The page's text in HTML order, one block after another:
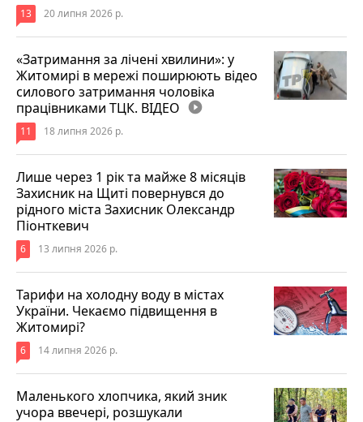
13 20 липня 2026 р.
«Затримання за лічені хвилини»: у
Житомирі в мережі поширюють відео
силового затримання чоловіка
працівниками ТЦК. ВІДЕО play_circle_filled
11 18 липня 2026 р.
Лише через 1 рік та майже 8 місяців
Захисник на Щиті повернувся до
рідного міста Захисник Олександр
Піонткевич
6 13 липня 2026 р.
Тарифи на холодну воду в містах
України. Чекаємо підвищення в
Житомирі?
6 14 липня 2026 р.
Маленького хлопчика, який зник
учора ввечері, розшукали